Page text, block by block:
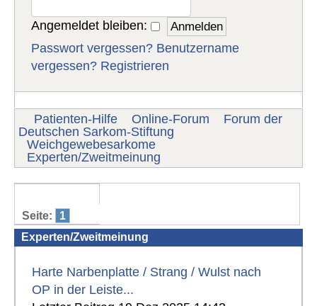
Angemeldet bleiben:
Passwort vergessen? Benutzername
vergessen? Registrieren
Patienten-Hilfe Online-Forum
Forum der
Deutschen Sarkom-Stiftung
Weichgewebesarkome
Experten/Zweitmeinung
Seite:
1
Experten/Zweitmeinung
Harte Narbenplatte / Strang / Wulst nach
OP in der Leiste...